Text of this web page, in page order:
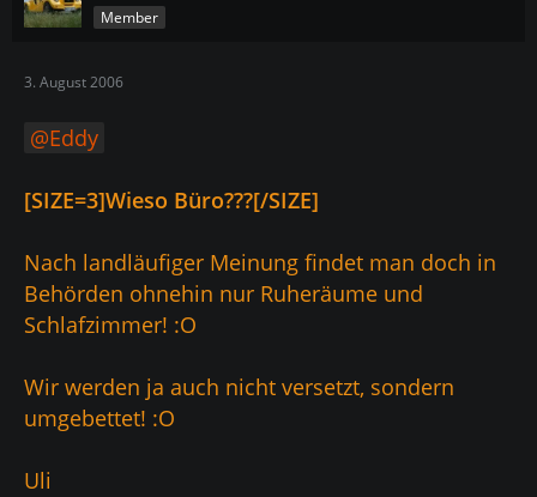
Member
3. August 2006
Eddy
[SIZE=3]Wieso Büro???[/SIZE]
Nach landläufiger Meinung findet man doch in
Behörden ohnehin nur Ruheräume und
Schlafzimmer! :O
Wir werden ja auch nicht versetzt, sondern
umgebettet! :O
Uli